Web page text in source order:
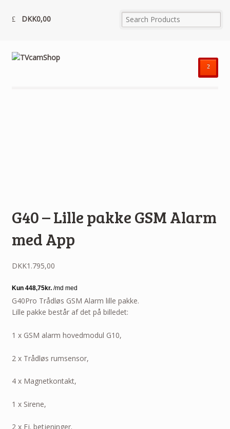
DKK0,00
²
G40 – Lille pakke GSM Alarm
med App
DKK1.795,00
G40Pro Trådløs GSM Alarm lille pakke.
Lille pakke består af det på billedet:
1 x GSM alarm hovedmodul G10,
2 x Trådløs rumsensor,
4 x Magnetkontakt,
1 x Sirene,
2 x Fj. betjeninger.